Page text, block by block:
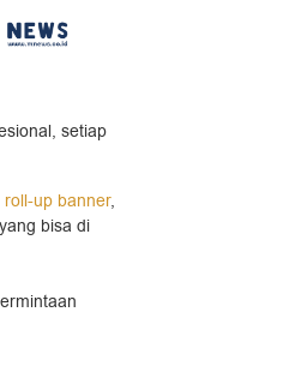
setiap
roll-up banner,
yang bisa di